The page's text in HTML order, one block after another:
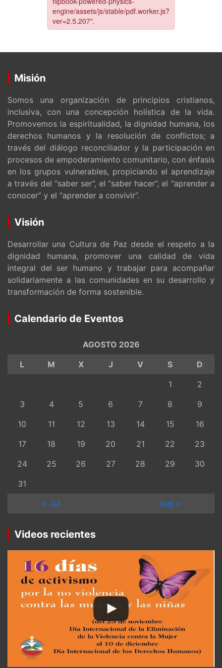
Misión
Somos una organización de principios cristianos,
inclusiva, con una concepción holística de la vida.
Promovemos la espiritualidad, la dignidad humana, los
derechos humanos y la resolución de conflictos; a
través del diálogo reconciliador y la participación en
procesos de empoderamiento comunitario, con énfasis
en los grupos vulnerables, propiciando el aprendizaje
a través del “saber ser”, el “saber hacer”, el “aprender a
conocer” y el “aprender a convivir”.
Visión
Desarrollar una Cultura de Paz desde el respeto a la
dignidad humana, promover una calidad de vida
integral del ser humano y trabajar para acompañar
solidariamente a las comunidades en su desarrollo y
transformación de forma sostenible.
Calendario de Eventos
AGOSTO 2026
L
M X J V S
D
1
2
3
4 5 6 7 8
9
10
11 12 13 14 15
16
17
18 19 20 21 22
23
24
25 26 27 28 29
30
31
« Jul
Sep »
Videos recientes